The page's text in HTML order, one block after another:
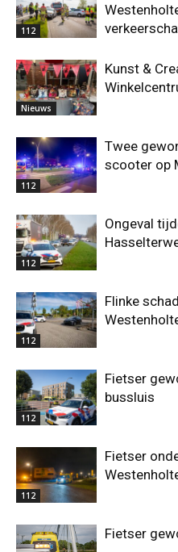
112
Nieuws
Kunst &
112
Twee
scooter op
112
Ongeval
112
Flinke
112
Fietser
bussluis
112
Fietser
Fietser